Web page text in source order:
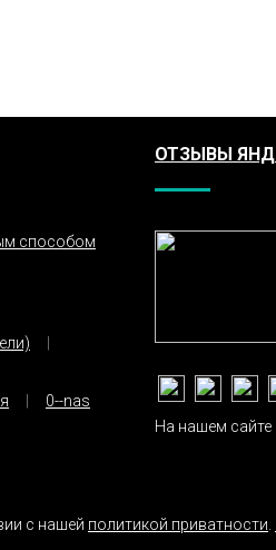
способом
0--nas
ОТЗЫВЫ
На нашем
с нашей политикой приватности